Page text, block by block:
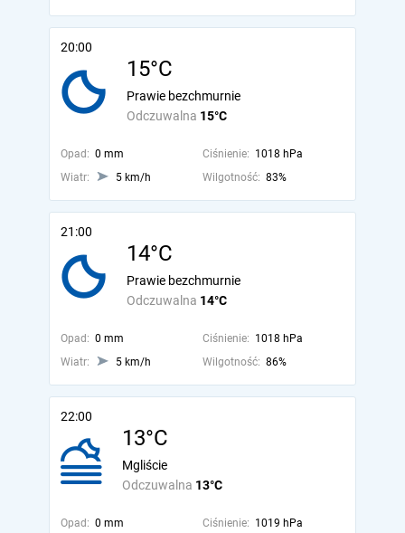
20:00
15°C
Odczuwalna 15°C
Prawie bezchmurnie
Opad: 0 mm Ciśnienie: 1018 hPa
Wiatr:
5 km/h Wilgotność: 83%
21:00
14°C
Odczuwalna 14°C
Prawie bezchmurnie
Opad: 0 mm Ciśnienie: 1018 hPa
Wiatr:
5 km/h Wilgotność: 86%
22:00
13°C
Odczuwalna 13°C
Mgliście
Opad: 0 mm Ciśnienie: 1019 hPa